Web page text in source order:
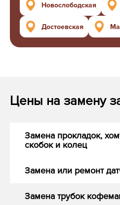
Новослободская
Достоевская
Цены на замену
Замена прокладок,
скобок и колец
Замена или ремонт
Замена трубок